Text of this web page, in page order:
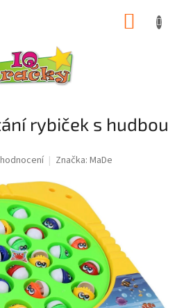
rybiček s hudbou
Značka: MaDe